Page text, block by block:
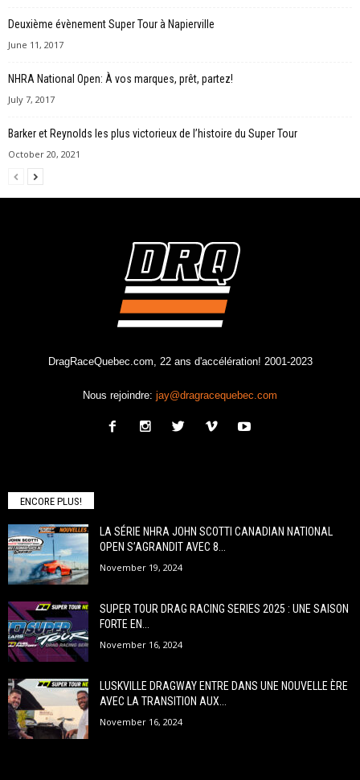
Deuxième évènement Super Tour à Napierville
June 11, 2017
NHRA National Open: À vos marques, prêt, partez!
July 7, 2017
Barker et Reynolds les plus victorieux de l’histoire du Super Tour
October 20, 2021
DragRaceQuebec.com, 22 ans d'accélération! 2001-2023
Nous rejoindre: jay@dragracequebec.com
ENCORE PLUS!
LA SÉRIE NHRA JOHN SCOTTI CANADIAN NATIONAL
OPEN S’AGRANDIT AVEC 8...
November 19, 2024
SUPER TOUR DRAG RACING SERIES 2025 : UNE SAISON
FORTE EN...
November 16, 2024
LUSKVILLE DRAGWAY ENTRE DANS UNE NOUVELLE ÈRE
AVEC LA TRANSITION AUX...
November 16, 2024